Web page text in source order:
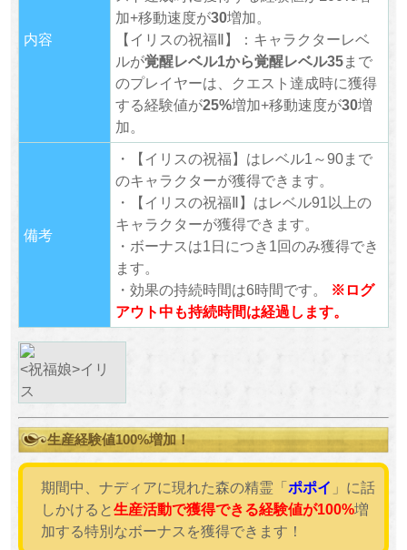
内容
加+移動速度が30増加。
【イリスの祝福Ⅱ】：キャラクターレベ
ルが覚醒レベル1から覚醒レベル35まで
のプレイヤーは、クエスト達成時に獲得
する経験値が25%増加+移動速度が30増
加。
備考
・【イリスの祝福】はレベル1～90まで
のキャラクターが獲得できます。
・【イリスの祝福Ⅱ】はレベル91以上の
キャラクターが獲得できます。
・ボーナスは1日につき1回のみ獲得でき
ます。
・効果の持続時間は6時間です。
※ログ
アウト中も持続時間は経過します。
<祝福娘>イリ
ス
生産経験値100%増加！
期間中、ナディアに現れた森の精霊「 ポポイ 」に話
しかけると生産活動で獲得できる経験値が100%増
加する特別なボーナスを獲得できます！